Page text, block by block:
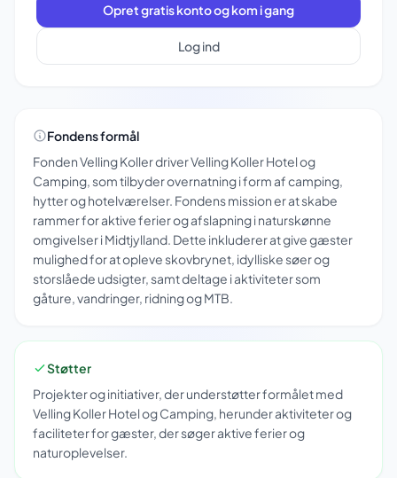
Opret gratis konto og kom i gang
Log ind
Fondens formål
Fonden Velling Koller driver Velling Koller Hotel og
Camping, som tilbyder overnatning i form af camping,
hytter og hotelværelser. Fondens mission er at skabe
rammer for aktive ferier og afslapning i naturskønne
omgivelser i Midtjylland. Dette inkluderer at give gæster
mulighed for at opleve skovbrynet, idylliske søer og
storslåede udsigter, samt deltage i aktiviteter som
gåture, vandringer, ridning og MTB.
Støtter
Projekter og initiativer, der understøtter formålet med
Velling Koller Hotel og Camping, herunder aktiviteter og
faciliteter for gæster, der søger aktive ferier og
naturoplevelser.